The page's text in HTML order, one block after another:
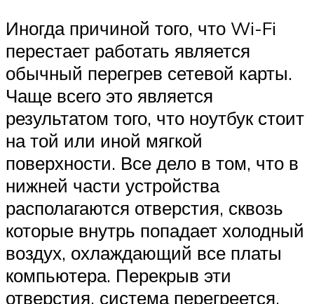
Иногда причиной того, что Wi-Fi
перестает работать является
обычный перегрев сетевой карты.
Чаще всего это является
результатом того, что ноутбук стоит
на той или иной мягкой
поверхности. Все дело в том, что в
нижней части устройства
располагаются отверстия, сквозь
которые внутрь попадает холодный
воздух, охлаждающий все платы
компьютера. Перекрыв эти
отверстия, система перегреется,